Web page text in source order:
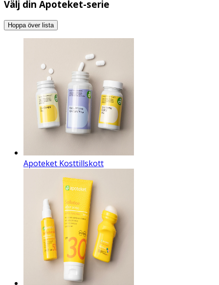
Välj din Apoteket-serie
Hoppa över lista
Apoteket Kosttillskott